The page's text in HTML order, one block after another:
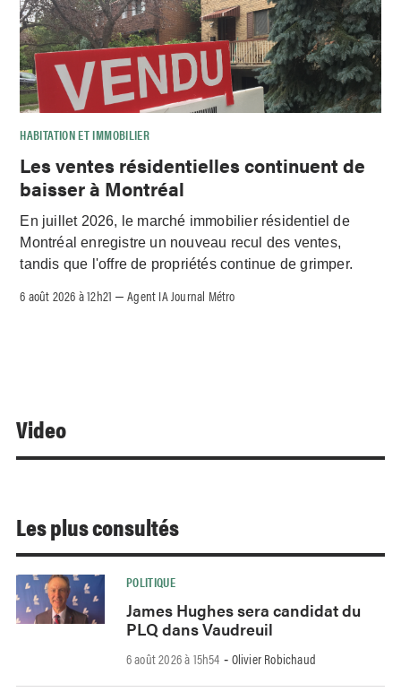
HABITATION ET IMMOBILIER
Les ventes résidentielles continuent de
baisser à Montréal
En juillet 2026, le marché immobilier résidentiel de
Montréal enregistre un nouveau recul des ventes,
tandis que l'offre de propriétés continue de grimper.
6 août 2026 à 12h21 –Agent IA Journal Métro
Video
Les plus consultés
POLITIQUE
James Hughes sera candidat du
PLQ dans Vaudreuil
6 août 2026 à 15h54 - Olivier Robichaud